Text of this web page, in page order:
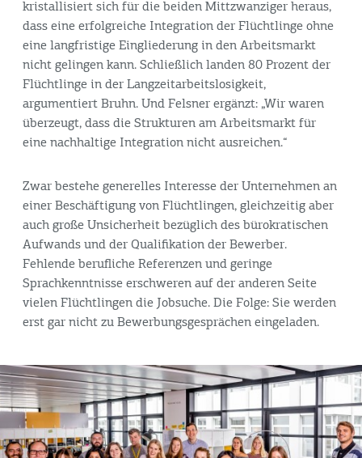
kristallisiert sich für die beiden Mittzwanziger heraus,
dass eine erfolgreiche Integration der Flüchtlinge ohne
eine langfristige Eingliederung in den Arbeitsmarkt
nicht gelingen kann. Schließlich landen 80 Prozent der
Flüchtlinge in der Langzeitarbeitslosigkeit,
argumentiert Bruhn. Und Felsner ergänzt: „Wir waren
überzeugt, dass die Strukturen am Arbeitsmarkt für
eine nachhaltige Integration nicht ausreichen.“
Zwar bestehe generelles Interesse der Unternehmen an
einer Beschäftigung von Flüchtlingen, gleichzeitig aber
auch große Unsicherheit bezüglich des bürokratischen
Aufwands und der Qualifikation der Bewerber.
Fehlende berufliche Referenzen und geringe
Sprachkenntnisse erschweren auf der anderen Seite
vielen Flüchtlingen die Jobsuche. Die Folge: Sie werden
erst gar nicht zu Bewerbungsgesprächen eingeladen.